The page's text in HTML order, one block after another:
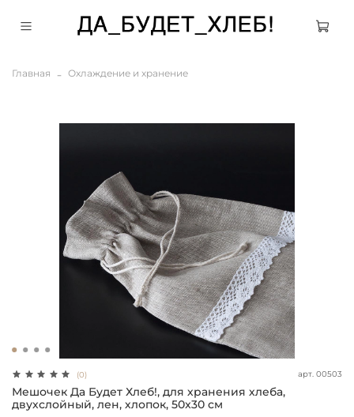
Главная Охлаждение и хранение
(0) арт. 00503
Мешочек Да Будет Хлеб!, для хранения хлеба,
двухслойный, лен, хлопок, 50x30 см